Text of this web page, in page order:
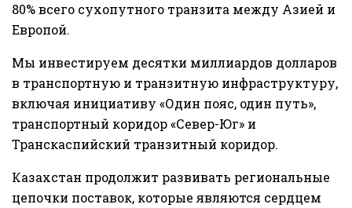
80% всего сухопутного транзита между Азией и
Европой.
Мы инвестируем десятки миллиардов долларов
в транспортную и транзитную инфраструктуру,
включая инициативу «Один пояс, один путь»,
транспортный коридор «Север-Юг» и
Транскаспийский транзитный коридор.
Казахстан продолжит развивать региональные
цепочки поставок, которые являются сердцем